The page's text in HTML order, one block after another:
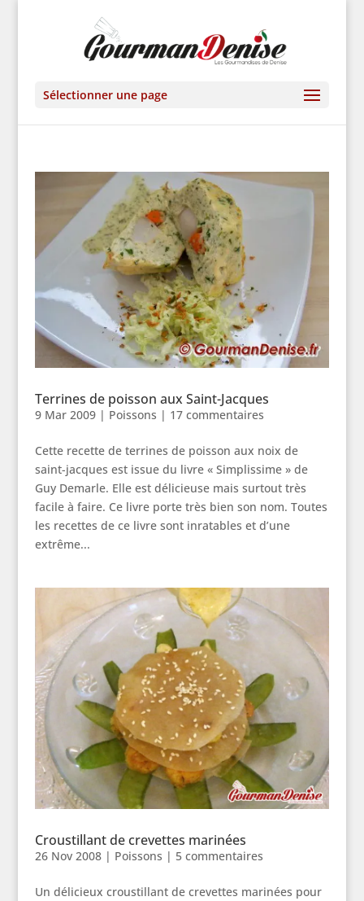
Sélectionner une page
Terrines de poisson aux Saint-Jacques
9 Mar 2009| Poissons | 17 commentaires
Cette recette de terrines de poisson aux noix de
saint-jacques est issue du livre « Simplissime » de
Guy Demarle. Elle est délicieuse mais surtout très
facile à faire. Ce livre porte très bien son nom. Toutes
les recettes de ce livre sont inratables et d’une
extrême...
Croustillant de crevettes marinées
26 Nov 2008| Poissons | 5 commentaires
Un délicieux croustillant de crevettes marinées pour